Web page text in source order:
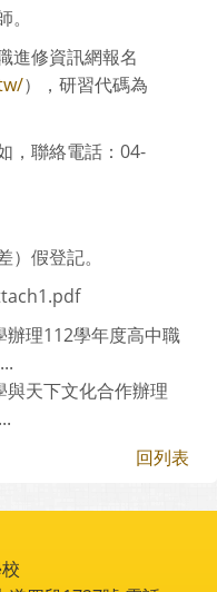
進修資訊網報名
），研習代碼為
，聯絡電話：04-
假登記。
理112學年度高中職
天下文化合作辦理
回列表